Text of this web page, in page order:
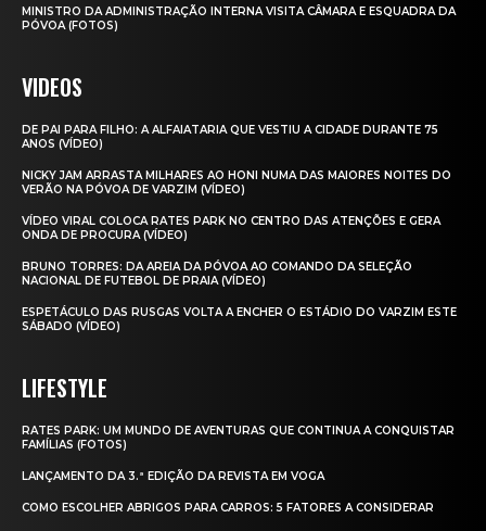
MINISTRO DA ADMINISTRAÇÃO INTERNA VISITA CÂMARA E ESQUADRA DA
PÓVOA (FOTOS)
VIDEOS
DE PAI PARA FILHO: A ALFAIATARIA QUE VESTIU A CIDADE DURANTE 75
ANOS (VÍDEO)
NICKY JAM ARRASTA MILHARES AO HONI NUMA DAS MAIORES NOITES DO
VERÃO NA PÓVOA DE VARZIM (VÍDEO)
VÍDEO VIRAL COLOCA RATES PARK NO CENTRO DAS ATENÇÕES E GERA
ONDA DE PROCURA (VÍDEO)
BRUNO TORRES: DA AREIA DA PÓVOA AO COMANDO DA SELEÇÃO
NACIONAL DE FUTEBOL DE PRAIA (VÍDEO)
ESPETÁCULO DAS RUSGAS VOLTA A ENCHER O ESTÁDIO DO VARZIM ESTE
SÁBADO (VÍDEO)
LIFESTYLE
RATES PARK: UM MUNDO DE AVENTURAS QUE CONTINUA A CONQUISTAR
FAMÍLIAS (FOTOS)
LANÇAMENTO DA 3.ª EDIÇÃO DA REVISTA EM VOGA
COMO ESCOLHER ABRIGOS PARA CARROS: 5 FATORES A CONSIDERAR